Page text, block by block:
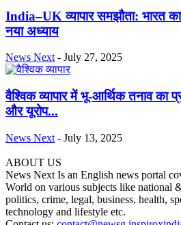
India–UK व्यापार समझौता: भारत का
नया अध्याय
News Next - July 27, 2025
वैश्विक व्यापार में भू-आर्थिक तनाव का
और यूरोप...
News Next - July 13, 2025
ABOUT US
News Next Is an English news portal
World on various subjects like national
politics, crime, legal, business, health,
technology and lifestyle etc.